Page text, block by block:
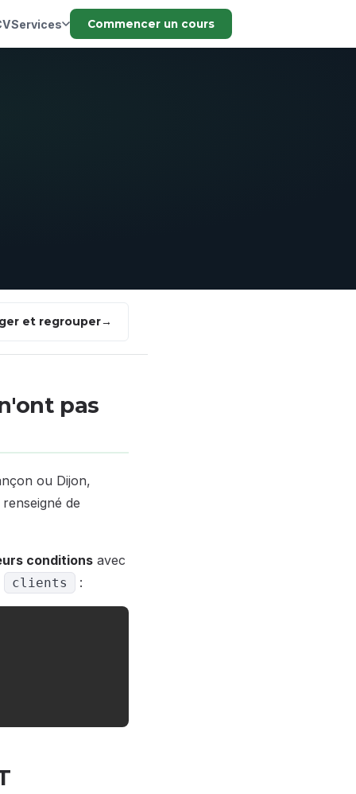
Services Commencer un cours
et regrouper
pas
ou Dijon,
de
conditions avec
clients :